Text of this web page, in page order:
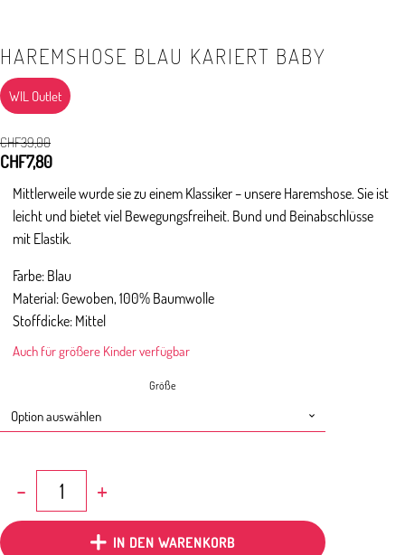
HAREMSHOSE BLAU KARIERT BABY
WIL Outlet
CHF39,00
Ursprünglicher
war:
CHF39,00
CHF7,80Aktueller
ist:
CHF7,80.
Mittlerweile wurde sie zu einem Klassiker – unsere Haremshose. Sie ist
leicht und bietet viel Bewegungsfreiheit. Bund und Beinabschlüsse
mit Elastik.
Farbe: Blau
Material: Gewoben, 100% Baumwolle
Stoffdicke: Mittel
Auch für größere Kinder verfügbar
Größe
Haremshose
kariert
IN DEN WARENKORB